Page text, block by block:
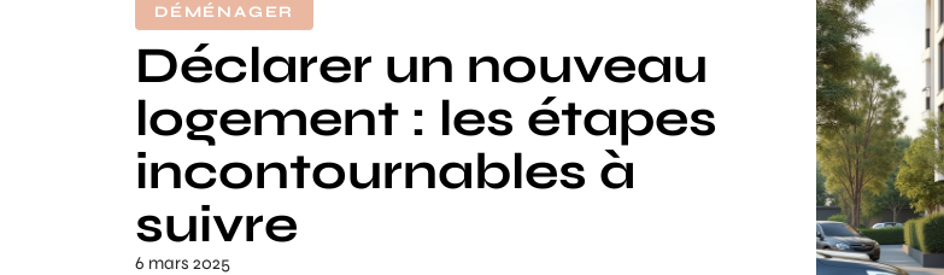
DÉMÉNAGER
Déclarer un nouveau
logement : les étapes
incontournables à
suivre
6 mars 2025